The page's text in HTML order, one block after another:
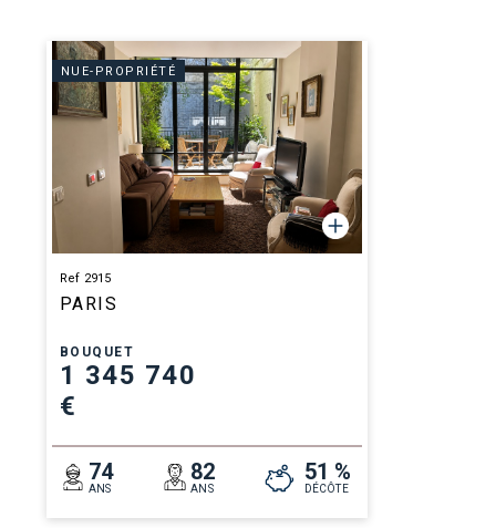
NUE-PROPRIÉTÉ
Ref 2915
PARIS
BOUQUET
1 345 740
€
74
ANS
82
ANS
51 %
DÉCÔTE